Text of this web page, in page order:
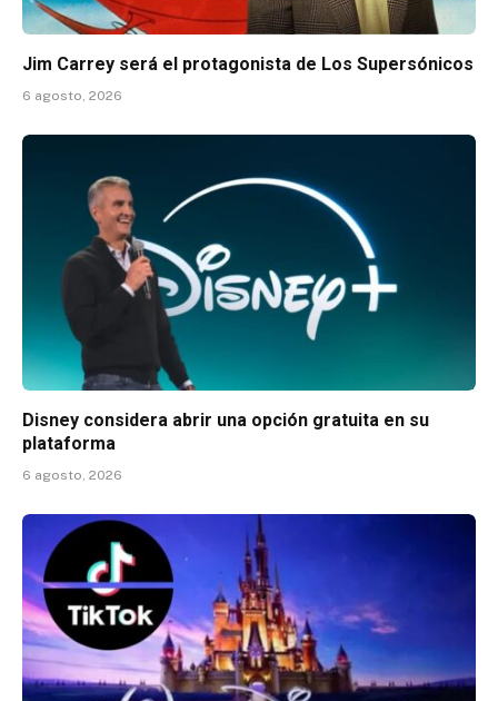
Jim Carrey será el protagonista de Los Supersónicos
6 agosto, 2026
Disney considera abrir una opción gratuita en su
plataforma
6 agosto, 2026